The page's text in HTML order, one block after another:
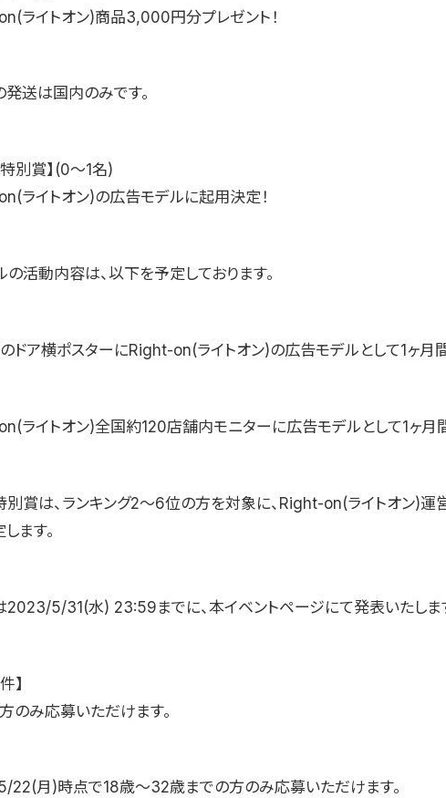
ライトオン)商品3,000円分プレゼント！
送は国内のみです。
特別賞】(0〜1名)
ライトオン)の広告モデルに起用決定！
の活動内容は、以下を予定しております。
ドア横ポスターにRight-on(ライトオン)の広告モデルとして1ヶ月
ライトオン)全国約120店舗内モニターに広告モデルとして1ヶ月
賞は、ランキング2〜6位の方を対象に、Right-on(ライトオン)運
ます。
2023/5/31(水) 23:59までに、本イベントページにて発表いたしま
】
のみ応募いただけます。
22(月)時点で18歳〜32歳までの方のみ応募いただけます。